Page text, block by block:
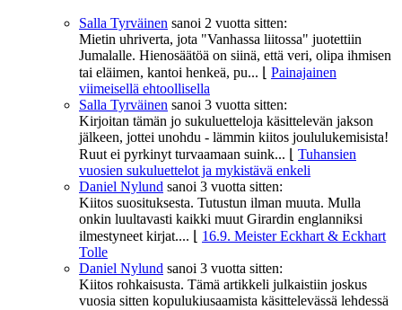
Salla Tyrväinen sanoi 2 vuotta sitten:
Mietin uhriverta, jota "Vanhassa liitossa" juotettiin
Jumalalle. Hienosäätöä on siinä, että veri, olipa ihmisen
tai eläimen, kantoi henkeä, pu...
Painajainen
viimeisellä ehtoollisella
Salla Tyrväinen sanoi 3 vuotta sitten:
Kirjoitan tämän jo sukuluetteloja käsittelevän jakson
jälkeen, jottei unohdu - lämmin kiitos joululukemisista!
Ruut ei pyrkinyt turvaamaan suink...
Tuhansien
vuosien sukuluettelot ja mykistävä enkeli
Daniel Nylund sanoi 3 vuotta sitten:
Kiitos suosituksesta. Tutustun ilman muuta. Mulla
onkin luultavasti kaikki muut Girardin englanniksi
ilmestyneet kirjat....
16.9. Meister Eckhart & Eckhart
Tolle
Daniel Nylund sanoi 3 vuotta sitten:
Kiitos rohkaisusta. Tämä artikkeli julkaistiin joskus
vuosia sitten kopulukiusaamista käsittelevässä lehdessä